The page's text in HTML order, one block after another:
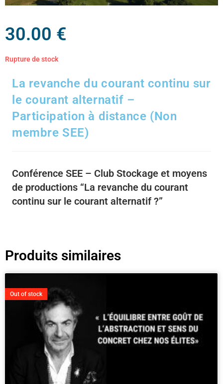
30.00 €
Rupture de stock
La revanche du courant continu sur
le courant alternatif –
Participation à distance (Non
membre SEE)
Conférence SEE – Club Stockage et moyens
de productions “La revanche du courant
continu sur le courant alternatif ?”
Produits similaires
Out of stock